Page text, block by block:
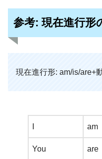
参考: 現在進行形
現在進行形: am/is/are+
am
You are